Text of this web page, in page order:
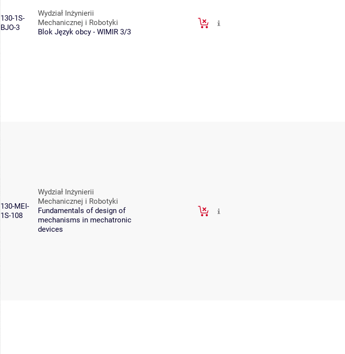
130-1S-
BJO-3
Wydział Inżynierii
Mechanicznej i Robotyki
Blok Język obcy - WIMIR 3/3
130-MEI-
1S-108
Wydział Inżynierii
Mechanicznej i Robotyki
Fundamentals of design of
mechanisms in mechatronic
devices